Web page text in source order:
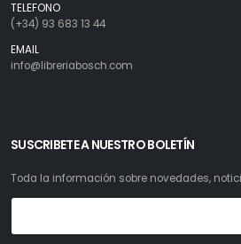
TELEFONO
(+34) 93 683 13 44
EMAIL
info@libreriabosch.com
SUSCRIBETE A NUESTRO BOLETÍN
Toda la información sobre novedades,